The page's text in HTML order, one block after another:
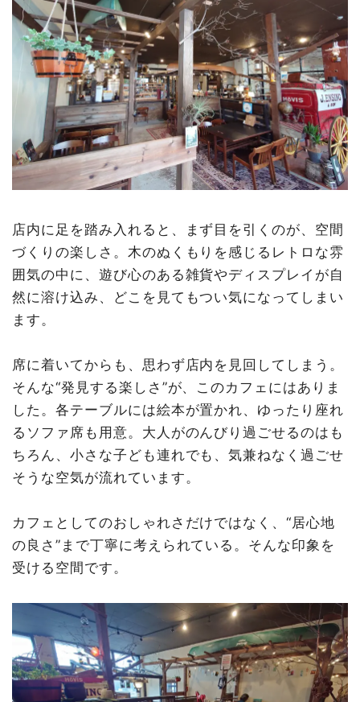
店内に足を踏み入れると、まず目を引くのが、空間
づくりの楽しさ。木のぬくもりを感じるレトロな雰
囲気の中に、遊び心のある雑貨やディスプレイが自
然に溶け込み、どこを見てもつい気になってしまい
ます。
席に着いてからも、思わず店内を見回してしまう。
そんな“発見する楽しさ”が、このカフェにはありま
した。各テーブルには絵本が置かれ、ゆったり座れ
るソファ席も用意。大人がのんびり過ごせるのはも
ちろん、小さな子ども連れでも、気兼ねなく過ごせ
そうな空気が流れています。
カフェとしてのおしゃれさだけではなく、“居心地
の良さ”まで丁寧に考えられている。そんな印象を
受ける空間です。